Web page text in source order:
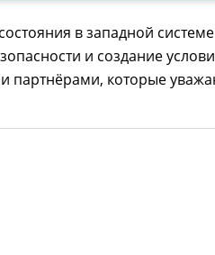
в западной системе
и создание
партнёрами, которые